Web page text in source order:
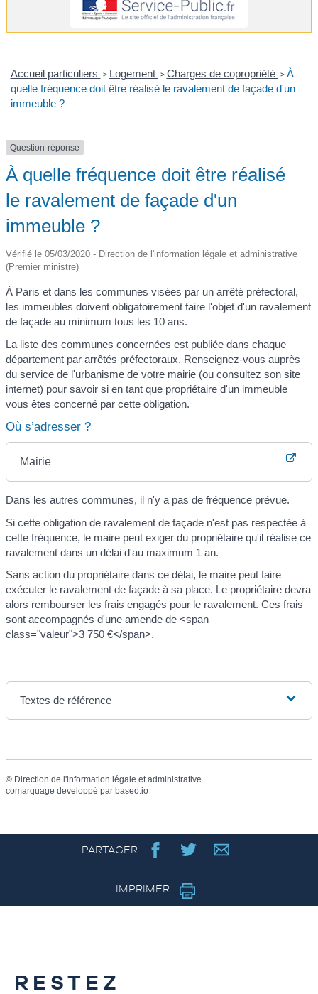
Accueil particuliers > Logement > Charges de copropriété > À
quelle fréquence doit être réalisé le ravalement de façade d'un
immeuble ?
Question-réponse
À quelle fréquence doit être réalisé
le ravalement de façade d'un
immeuble ?
Vérifié le 05/03/2020 - Direction de l'information légale et administrative
(Premier ministre)
À Paris et dans les communes visées par un arrêté préfectoral,
les immeubles doivent obligatoirement faire l'objet d'un ravalement
de façade au minimum tous les 10 ans.
La liste des communes concernées est publiée dans chaque
département par arrêtés préfectoraux. Renseignez-vous auprès
du service de l'urbanisme de votre mairie (ou consultez son site
internet) pour savoir si en tant que propriétaire d'un immeuble
vous êtes concerné par cette obligation.
Où s’adresser ?
Mairie
Dans les autres communes, il n'y a pas de fréquence prévue.
Si cette obligation de ravalement de façade n'est pas respectée à
cette fréquence, le maire peut exiger du propriétaire qu'il réalise ce
ravalement dans un délai d'au maximum 1 an.
Sans action du propriétaire dans ce délai, le maire peut faire
exécuter le ravalement de façade à sa place. Le propriétaire devra
alors rembourser les frais engagés pour le ravalement. Ces frais
sont accompagnés d'une amende de <span
class="valeur">3 750 €</span>.
Textes de référence
© Direction de l'information légale et administrative
comarquage developpé par baseo.io
PARTAGER
IMPRIMER
RESTEZ